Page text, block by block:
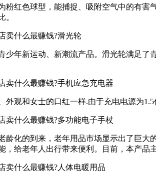
红色球型，能捕捉、吸附空气中的有害
。
什么最赚钱?滑光轮
年新运动、新潮流产品。滑光轮满足了
什么最赚钱?手机应急充电器
和女士的口红一样.由于充电电源为1.5
什么最赚钱?多功能电子手杖
化的到来，老年用品市场显示出了巨大
，给老年人出行带来便利。目前，本产品
什么最赚钱?人体电暖用品